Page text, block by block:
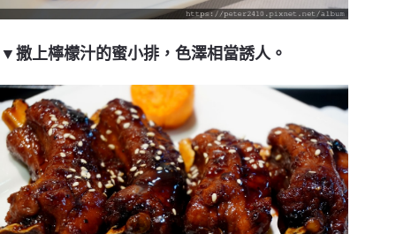
▼撒上檸檬汁的蜜小排，色澤相當誘人。